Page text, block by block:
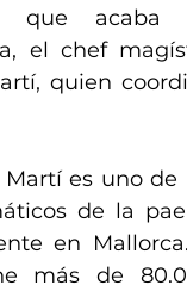
que acaba
el chef
quien
es uno de
de la
en
más de